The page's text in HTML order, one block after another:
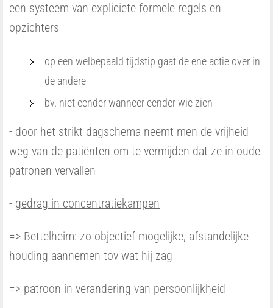
een systeem van expliciete formele regels en
opzichters
op een welbepaald tijdstip gaat de ene actie over in
de andere
bv. niet eender wanneer eender wie zien
- door het strikt dagschema neemt men de vrijheid
weg van de patiënten om te vermijden dat ze in oude
patronen vervallen
- gedrag in concentratiekampen
=> Bettelheim: zo objectief mogelijke, afstandelijke
houding aannemen tov wat hij zag
=> patroon in verandering van persoonlijkheid